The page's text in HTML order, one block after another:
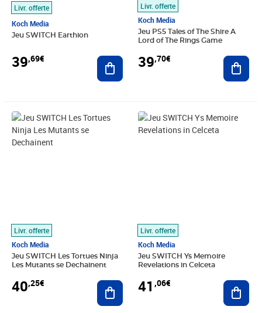
Livr. offerte
Koch Media
Jeu SWITCH Earthion
39,69€ Ajouter au panier
Livr. offerte
Koch Media
Jeu PS5 Tales of The Shire A
Lord of The Rings Game
39,70€
Livr. offerte
Koch Media
Jeu SWITCH Les Tortues Ninja
Les Mutants se Dechainent
40,25€
Prix 40,25€
Ajouter au panier
Livr. offerte
Koch Media
Jeu SWITCH Ys Memoire
Revelations in Celceta
41 ,06€
Prix 41,06€